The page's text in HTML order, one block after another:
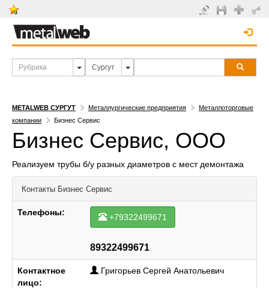
METALWEB СУРГУТ Металлургические предприятия
Металлоторговые
компании
Бизнес Сервис
Бизнес Сервис, ООО
Реализуем трубы б/у разных диаметров с мест демонтажа
Контакты Бизнес Сервис
Телефоны: +79322499671
89322499671
Контактное
лицо:
Григорьев Сергей Анатольевич